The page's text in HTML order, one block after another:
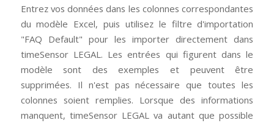
Entrez vos données dans les colonnes correspondantes
du modèle Excel, puis utilisez le filtre d'importation
"FAQ Default" pour les importer directement dans
timeSensor LEGAL. Les entrées qui figurent dans le
modèle sont des exemples et peuvent être
supprimées. Il n'est pas nécessaire que toutes les
colonnes soient remplies. Lorsque des informations
manquent, timeSensor LEGAL va autant que possible